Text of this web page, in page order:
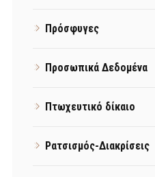
Πρόσφυγες
Προσωπικά Δεδομένα
Πτωχευτικό δίκαιο
Ρατσισμός-Διακρίσεις